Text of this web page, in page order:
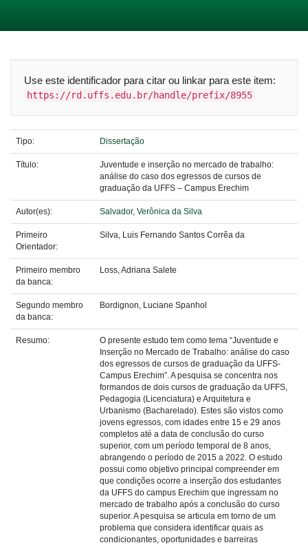
Use este identificador para citar ou linkar para este item:
https://rd.uffs.edu.br/handle/prefix/8955
Tipo: Dissertação
Título:
Juventude e inserção no mercado de trabalho:
análise do caso dos egressos de cursos de
graduação da UFFS – Campus Erechim
Autor(es): Salvador, Verônica da Silva
Primeiro
Orientador:
Silva, Luis Fernando Santos Corrêa da
Primeiro membro
da banca:
Loss, Adriana Salete
Segundo membro
da banca:
Bordignon, Luciane Spanhol
Resumo:
O presente estudo tem como tema “Juventude e
Inserção no Mercado de Trabalho: análise do caso
dos egressos de cursos de graduação da UFFS-
Campus Erechim”. A pesquisa se concentra nos
formandos de dois cursos de graduação da UFFS,
Pedagogia (Licenciatura) e Arquitetura e
Urbanismo (Bacharelado). Estes são vistos como
jovens egressos, com idades entre 15 e 29 anos
completos até a data de conclusão do curso
superior, com um período temporal de 8 anos,
abrangendo o período de 2015 a 2022. O estudo
possui como objetivo principal compreender em
que condições ocorre a inserção dos estudantes
da UFFS do campus Erechim que ingressam no
mercado de trabalho após a conclusão do curso
superior. A pesquisa se articula em torno de um
problema que considera identificar quais as
condicionantes, oportunidades e barreiras